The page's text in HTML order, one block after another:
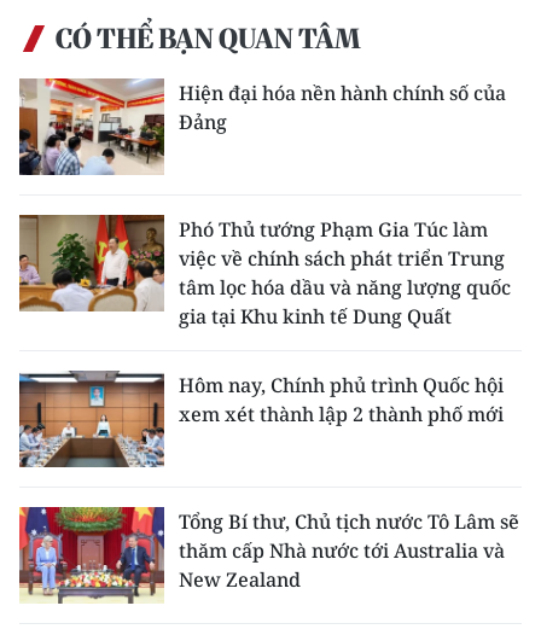
CÓ THỂ BẠN QUAN TÂM
Hiện đại hóa nền hành chính số của
Đảng
Phó Thủ tướng Phạm Gia Túc làm
việc về chính sách phát triển Trung
tâm lọc hóa dầu và năng lượng quốc
gia tại Khu kinh tế Dung Quất
Hôm nay, Chính phủ trình Quốc hội
xem xét thành lập 2 thành phố mới
Tổng Bí thư, Chủ tịch nước Tô Lâm sẽ
thăm cấp Nhà nước tới Australia và
New Zealand